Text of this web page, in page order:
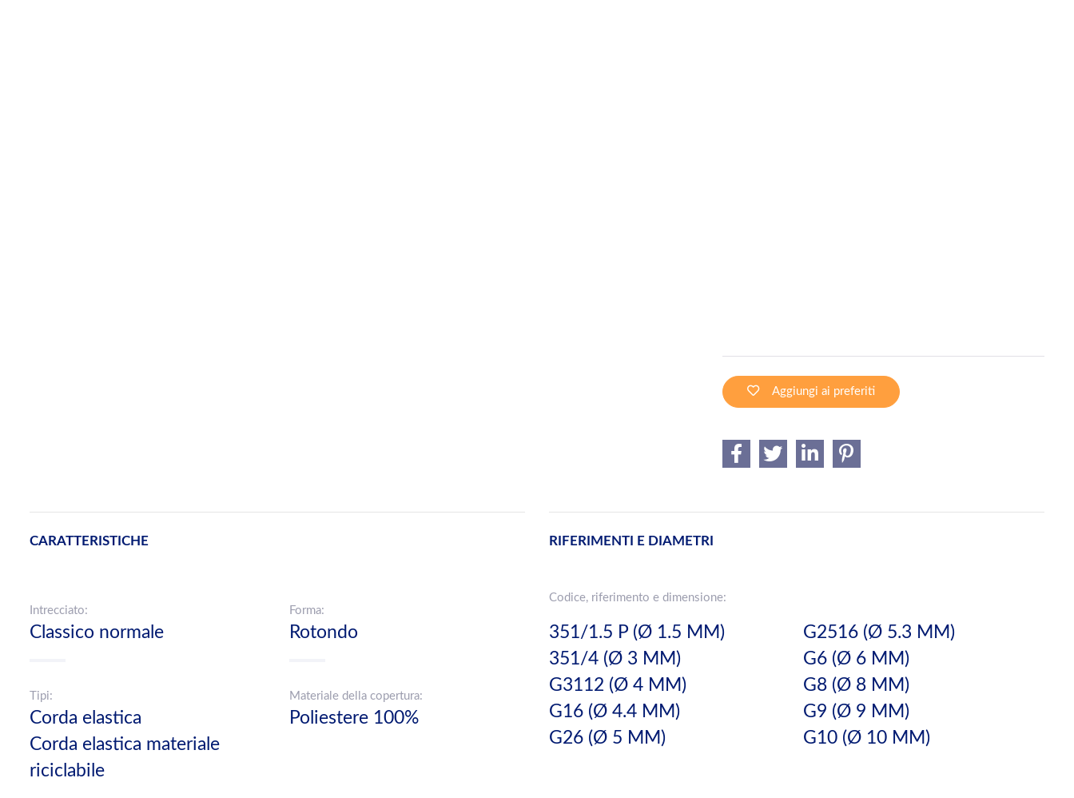
Aggiungi ai preferiti
CARATTERISTICHE
Intrecciato:
Classico normale
Forma:
Rotondo
Tipi:
Corda elastica
Corda elastica materiale
riciclabile
Materiale della copertura:
Poliestere 100%
RIFERIMENTI E DIAMETRI
Codice, riferimento e dimensione:
351/1.5 P (Ø 1.5 MM)
351/4 (Ø 3 MM)
G3112 (Ø 4 MM)
G16 (Ø 4.4 MM)
G26 (Ø 5 MM)
G2516 (Ø 5.3 MM)
G6 (Ø 6 MM)
G8 (Ø 8 MM)
G9 (Ø 9 MM)
G10 (Ø 10 MM)